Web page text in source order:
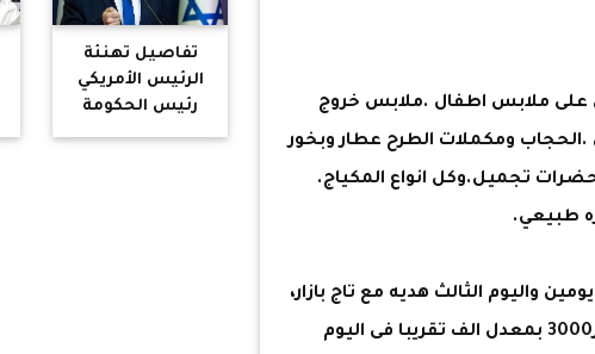
ملابس اطفال .ملابس خروج
ومكملات الطرح عطار وبخور
تجميل.وكل انواع المكياج.
طبيعي.
واليوم الثالث هديه مع تاج بازار،
بلغ عدد الزوار3000 بمعدل الف تقريبا فى اليوم
تفاصيل تهنئة
الرئيس الأمريكي
رئيس الحكومة